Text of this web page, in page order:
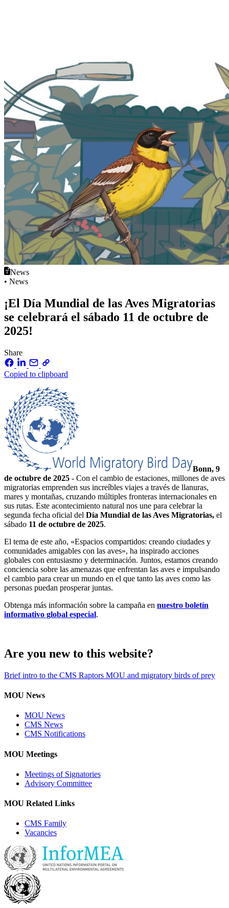
News
• News
¡El Día Mundial de las Aves Migratorias
se celebrará el sábado 11 de octubre de
2025!
Share
Copied to clipboard
Bonn, 9
de octubre de 2025 - Con el cambio de estaciones, millones de aves
migratorias emprenden sus increíbles viajes a través de llanuras,
mares y montañas, cruzando múltiples fronteras internacionales en
sus rutas. Este acontecimiento natural nos une para celebrar la
segunda fecha oficial del Día Mundial de las Aves Migratorias, el
sábado 11 de octubre de 2025.
El tema de este año, «Espacios compartidos: creando ciudades y
comunidades amigables con las aves», ha inspirado acciones
globales con entusiasmo y determinación. Juntos, estamos creando
conciencia sobre las amenazas que enfrentan las aves e impulsando
el cambio para crear un mundo en el que tanto las aves como las
personas puedan prosperar juntas.
Obtenga más información sobre la campaña en nuestro boletín
informativo global especial.
Are you new to this website?
Brief intro to the CMS Raptors MOU and migratory birds of prey
MOU News
MOU News
CMS News
CMS Notifications
MOU Meetings
Meetings of Signatories
Advisory Committee
MOU Related Links
CMS Family
Vacancies